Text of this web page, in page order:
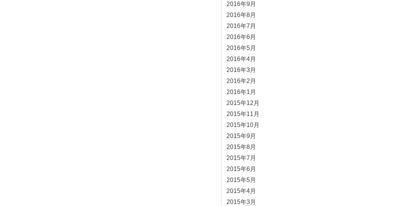
2016年9月
2016年8月
2016年7月
2016年6月
2016年5月
2016年4月
2016年3月
2016年2月
2016年1月
2015年12月
2015年11月
2015年10月
2015年9月
2015年8月
2015年7月
2015年6月
2015年5月
2015年4月
2015年3月